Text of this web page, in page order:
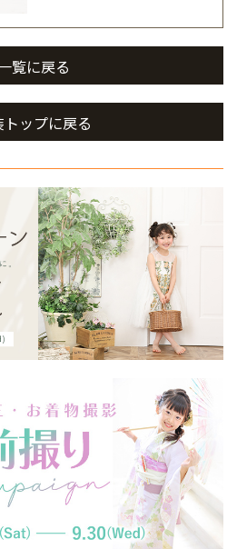
覧に戻る
ップに戻る